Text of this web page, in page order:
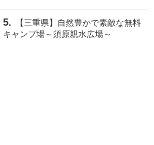
【三重県】自然豊かで素敵な無料
キャンプ場～須原親水広場～